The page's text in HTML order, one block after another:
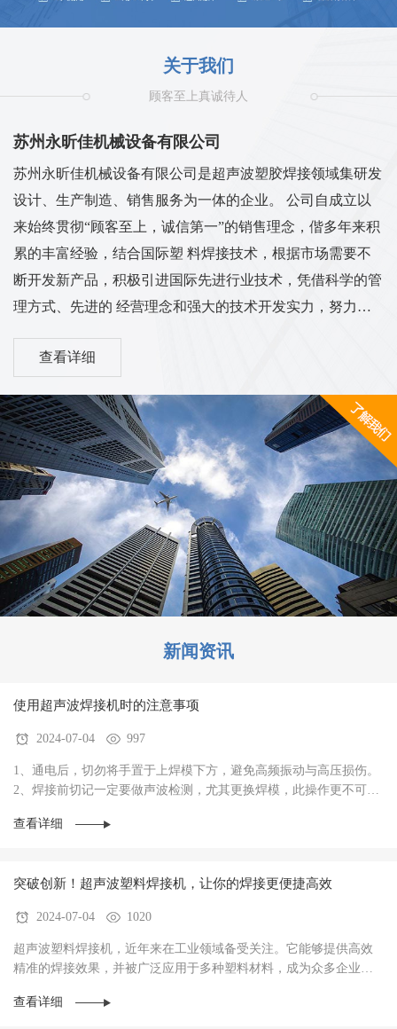
关于我们
顾客至上真诚待人
苏州永昕佳机械设备有限公司
苏州永昕佳机械设备有限公司是超声波塑胶焊接领域集研发
设计、生产制造、销售服务为一体的企业。 公司自成立以
来始终贯彻“顾客至上，诚信第一”的销售理念，偕多年来积
累的丰富经验，结合国际塑 料焊接技术，根据市场需要不
断开发新产品，积极引进国际先进行业技术，凭借科学的管
理方式、先进的 经营理念和强大的技术开发实力，努力开
需求提供解决方案，并与客户分享最先进的产品和工艺技
超声波焊接机，热熔焊接机，热板焊接机，塑料铆接机，旋
转摩擦机， 汽车车灯焊接机，塑料托盘焊接机,中空板折弯
机,毛细管网焊接机等具...
查看详细
新闻资讯
使用超声波焊接机时的注意事项
2024-07-04 997
1、通电后，切勿将手置于上焊模下方，避免高频振动与高压损伤。
2、焊接前切记一定要做声波检测，尤其更换焊模，此操作更不可疏
查看详细
突破创新！超声波塑料焊接机，让你的焊接更便捷高效
2024-07-04 1020
超声波塑料焊接机，近年来在工业领域备受关注。它能够提供高效
精准的焊接效果，并被广泛应用于多种塑料材料，成为众多企业实
查看详细